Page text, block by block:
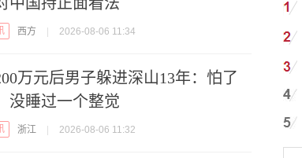
西方 2026-08-06 11:34
万元后男子躲进深山13年：怕了
没睡过一个整觉
浙江 2026-08-06 11:32